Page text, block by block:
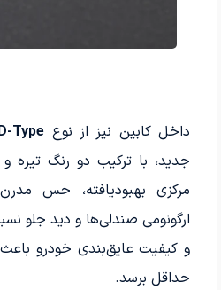
داخل کابین نیز از نوع Type
جدید، با ترکیب دو رنگ
مرکزی بهبود‌یافته، حس
ارگونومی صندلی‌ها و دید جلو
و کیفیت عایق‌بندی خودرو
حداقل برسد.